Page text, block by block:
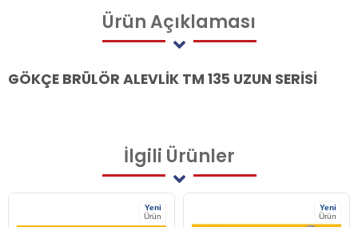
ÜrünAçıklaması
GÖKÇE BRÜLÖR ALEVLİK TM 135 UZUN SERİSİ
İlgili Ürünler
Yeni
Ürün
Yeni
Ürün